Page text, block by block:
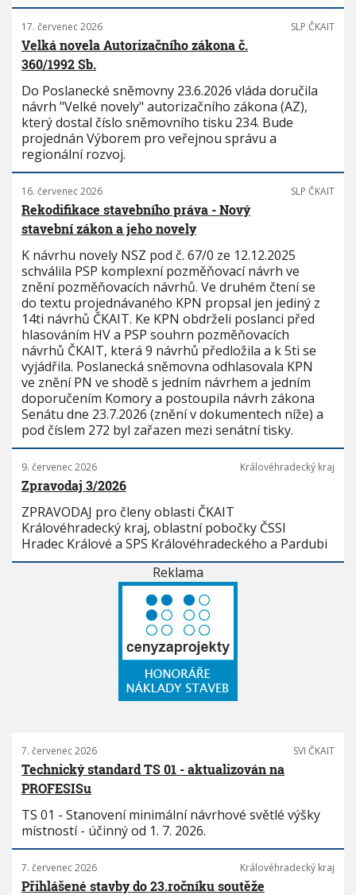
17. červenec 2026 SLP ČKAIT
Velká novela Autorizačního zákona č.
360/1992 Sb.
Do Poslanecké sněmovny 23.6.2026 vláda doručila
návrh "Velké novely" autorizačního zákona (AZ),
který dostal číslo sněmovního tisku 234. Bude
projednán Výborem pro veřejnou správu a
regionální rozvoj.
16. červenec 2026 SLP ČKAIT
Rekodifikace stavebního práva - Nový
stavební zákon a jeho novely
K návrhu novely NSZ pod č. 67/0 ze 12.12.2025
schválila PSP komplexní pozměňovací návrh ve
znění pozměňovacích návrhů. Ve druhém čtení se
do textu projednávaného KPN propsal jen jediný z
14ti návrhů ČKAIT. Ke KPN obdrželi poslanci před
hlasováním HV a PSP souhrn pozměňovacích
návrhů ČKAIT, která 9 návrhů předložila a k 5ti se
vyjádřila. Poslanecká sněmovna odhlasovala KPN
ve znění PN ve shodě s jedním návrhem a jedním
doporučením Komory a postoupila návrh zákona
Senátu dne 23.7.2026 (znění v dokumentech níže) a
pod číslem 272 byl zařazen mezi senátní tisky.
9. červenec 2026 Královéhradecký kraj
Zpravodaj 3/2026
ZPRAVODAJ pro členy oblasti ČKAIT
Královéhradecký kraj, oblastní pobočky ČSSI
Hradec Králové a SPS Královéhradeckého a Pardubi
Reklama
7. červenec 2026 SVI ČKAIT
Technický standard TS 01 - aktualizován na
PROFESISu
TS 01 - Stanovení minimální návrhové světlé výšky
místností - účinný od 1. 7. 2026.
7. červenec 2026 Královéhradecký kraj
Přihlášené stavby do 23.ročníku soutěže